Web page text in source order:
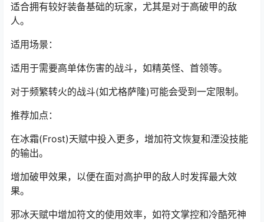
适合拥有较好装备基础的玩家，尤其是对于高破甲的敌
人。
适用场景：
适用于需要高单体伤害的战斗，如精英怪、首领等。
对于频繁转火的战斗(如尤格萨隆)可能会受到一定限制。
推荐加点：
在冰霜(Frost)天赋中投入更多，增加符文恢复和湮没技能
的输出。
增加破甲效果，以便在面对高护甲的敌人时发挥最大效
果。
邪冰天赋中增加符文的使用效率，如符文掌控和冷酷死神